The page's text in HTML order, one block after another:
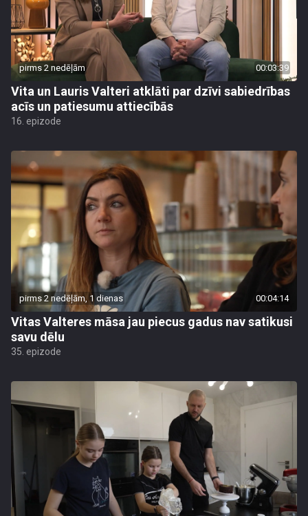
pirms 2 nedēļām 00:03:39
Vita un Lauris Valteri atklāti par dzīvi sabiedrības
acīs un patiesumu attiecībās
16. epizode
pirms 2 nedēļām, 1 dienas 00:04:14
Vitas Valteres māsa jau piecus gadus nav satikusi
savu dēlu
35. epizode